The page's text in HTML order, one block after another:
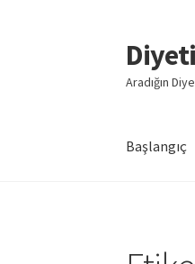
Dolaşıma
geç
İçeriğe
geç
Aradığın
Başlangıç